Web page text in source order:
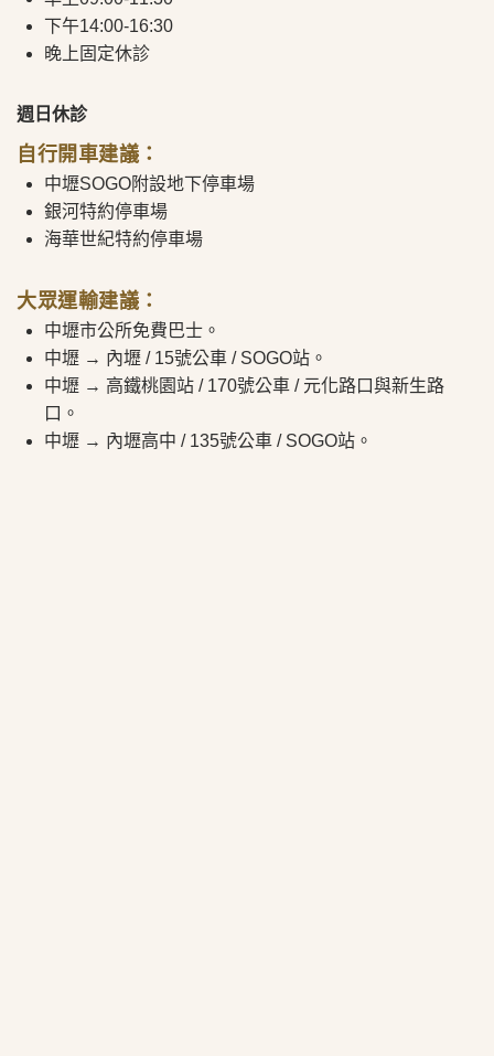
下午14:00-16:30
晚上固定休診
週日休診
自行開車建議：
中壢SOGO附設地下停車場
銀河特約停車場
海華世紀特約停車場
大眾運輸建議：
中壢市公所免費巴士。
中壢 → 內壢 / 15號公車 / SOGO站。
中壢 → 高鐵桃園站 / 170號公車 / 元化路口與新生路
口。
中壢 → 內壢高中 / 135號公車 / SOGO站。